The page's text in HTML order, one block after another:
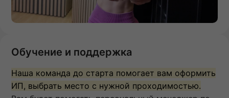
Обучение и поддержка
Наша команда до старта помогает вам оформить
ИП, выбрать место с нужной проходимостью.